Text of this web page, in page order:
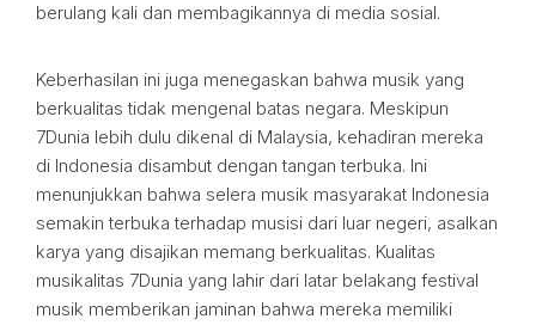
berulang kali dan membagikannya di media sosial.
Keberhasilan ini juga menegaskan bahwa musik yang
berkualitas tidak mengenal batas negara. Meskipun
7Dunia lebih dulu dikenal di Malaysia, kehadiran mereka
di Indonesia disambut dengan tangan terbuka. Ini
menunjukkan bahwa selera musik masyarakat Indonesia
semakin terbuka terhadap musisi dari luar negeri, asalkan
karya yang disajikan memang berkualitas. Kualitas
musikalitas 7Dunia yang lahir dari latar belakang festival
musik memberikan jaminan bahwa mereka memiliki